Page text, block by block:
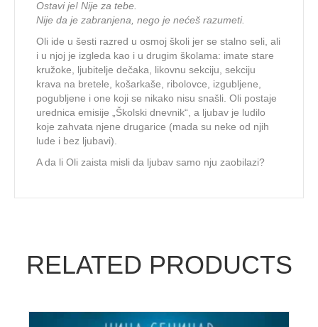
Ostavi je! Nije za tebe.
Nije da je zabranjena, nego je nećeš razumeti.
Oli ide u šesti razred u osmoj školi jer se stalno seli, ali
i u njoj je izgleda kao i u drugim školama: imate stare
kružoke, ljubitelje dečaka, likovnu sekciju, sekciju
krava na bretele, košarkaše, ribolovce, izgubljene,
pogubljene i one koji se nikako nisu snašli. Oli postaje
urednica emisije „Školski dnevnik“, a ljubav je ludilo
koje zahvata njene drugarice (mada su neke od njih
lude i bez ljubavi).
A da li Oli zaista misli da ljubav samo nju zaobilazi?
RELATED PRODUCTS